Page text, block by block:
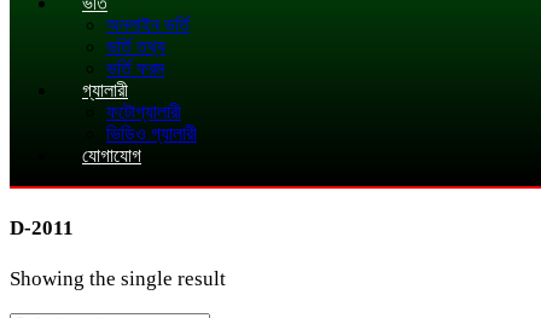
অনলাইন ভর্তি
ভর্তি তথ্য
ভর্তি ফরম
গ্যালারী
ফটোগ্যালারী
ভিডিও গ্যালারী
যোগাযোগ
D-2011
Showing the single result